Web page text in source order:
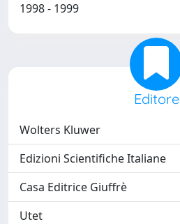
1998 - 1999
Editore
Wolters Kluwer
Edizioni Scientifiche Italiane
Casa Editrice Giuffrè
Utet